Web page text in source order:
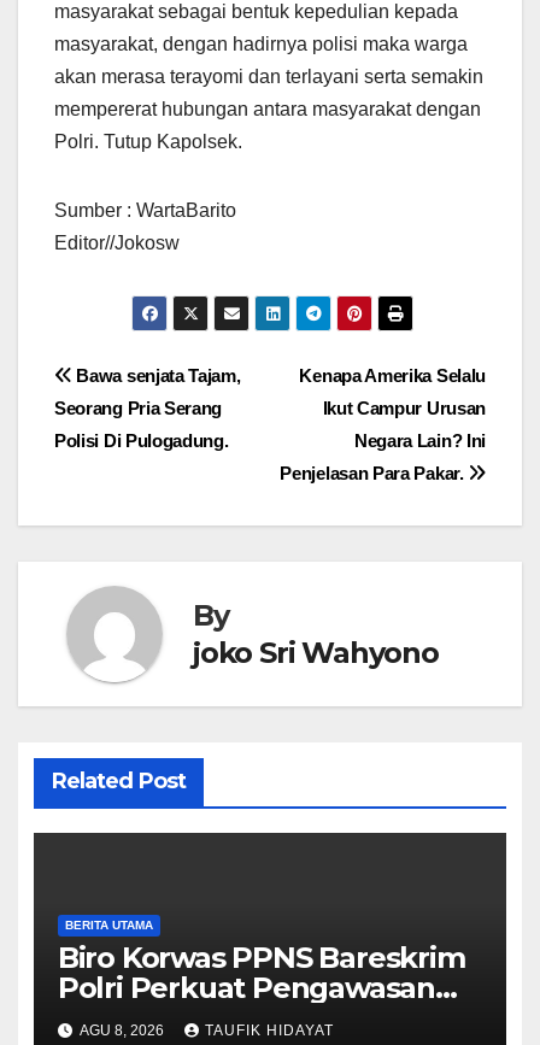
masyarakat sebagai bentuk kepedulian kepada
masyarakat, dengan hadirnya polisi maka warga
akan merasa terayomi dan terlayani serta semakin
mempererat hubungan antara masyarakat dengan
Polri. Tutup Kapolsek.
Sumber : WartaBarito
Editor//Jokosw
Navigasi
pos
Kenapa Amerika Selalu
Ikut Campur Urusan
Negara Lain? Ini
Penjelasan Para Pakar.
Bawa senjata Tajam,
Seorang Pria Serang
Polisi Di Pulogadung.
By
joko Sri Wahyono
Related Post
BERITA UTAMA
Biro Korwas PPNS Bareskrim
Polri Perkuat Pengawasan
untuk Dorong Penegakan
AGU 8, 2026 TAUFIK HIDAYAT